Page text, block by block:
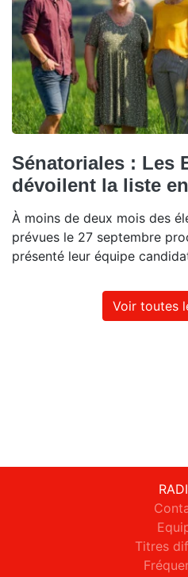
Sénatoriales : Les
dévoilent la liste
À moins de deux mois des
prévues le 27 septembre
présenté leur équipe
Voir toutes
Titres